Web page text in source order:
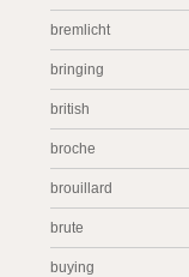
bremlicht
bringing
british
broche
brouillard
brute
buying